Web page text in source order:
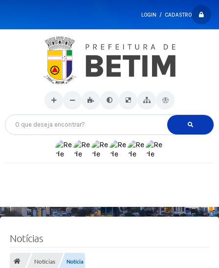
LOGIN / CADASTRO
O que deseja encontrar?
Notícias
Notícias Notícia